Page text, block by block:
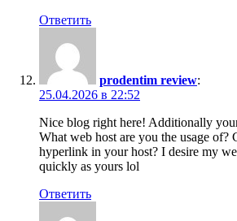
Ответить
prodentim review:
25.04.2026 в 22:52
Nice blog right here! Additionally
What web host are you the usage of?
hyperlink in your host? I desire my
quickly as yours lol
Ответить